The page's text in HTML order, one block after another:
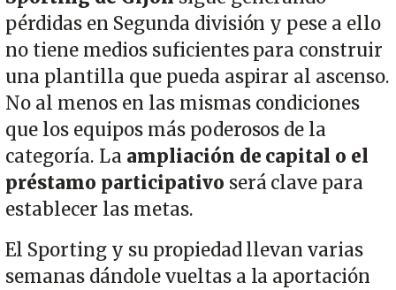
pérdidas en Segunda división y pese a ello
no tiene medios suficientes para construir
una plantilla que pueda aspirar al ascenso.
No al menos en las mismas condiciones
que los equipos más poderosos de la
categoría. La ampliación de capital o el
préstamo participativo será clave para
establecer las metas.
El Sporting y su propiedad llevan varias
semanas dándole vueltas a la aportación